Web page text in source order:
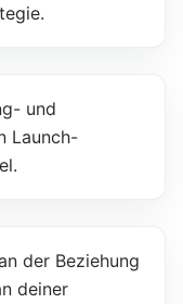
und
Launch-
der Beziehung
deiner